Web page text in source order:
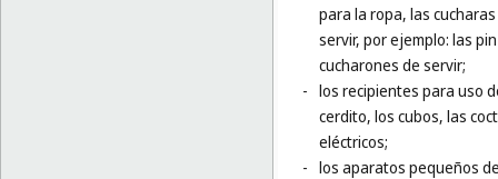
para la ropa, las
servir, por ejemplo: las
cucharones de servir;
- los recipientes para uso
cerdito, los cubos, las
eléctricos;
- los aparatos pequeños